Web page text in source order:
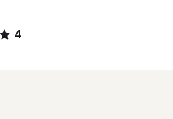
4
/